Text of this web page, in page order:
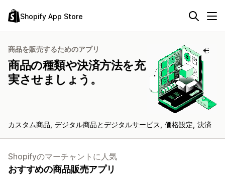
Shopify App Store
商品を販売するためのアプリ
商品の種類や決済方法を充
実させましょう。
カスタム商品 デジタル商品とデジタルサービス 価格設定 決済
Shopifyのマーチャントに人気
おすすめの商品販売アプリ